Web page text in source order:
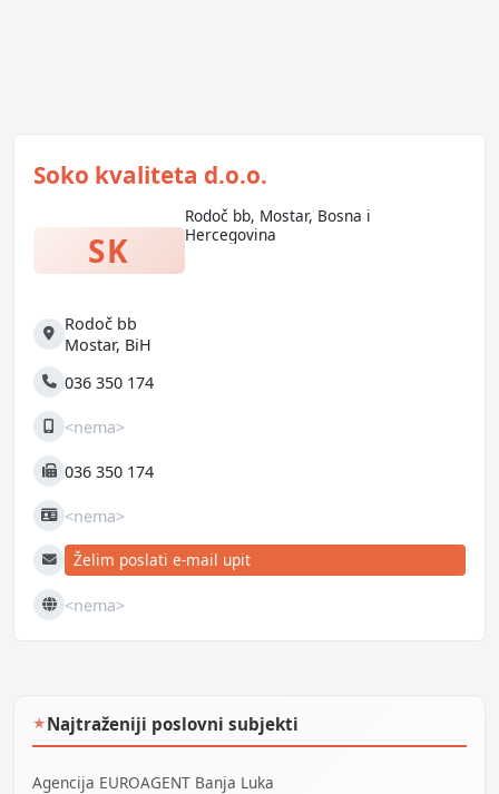
Soko kvaliteta d.o.o.
SK
Rodoč bb, Mostar, Bosna i
Hercegovina
Adresa
Rodoč bb
Mostar, BiH
Telefon036 350 174
Mobilni<nema>
Fax 036 350 174
JIB <nema>
E-mailŽelim poslati e-mail upit
Web <nema>
★Najtraženiji poslovni subjekti
Agencija EUROAGENT Banja Luka